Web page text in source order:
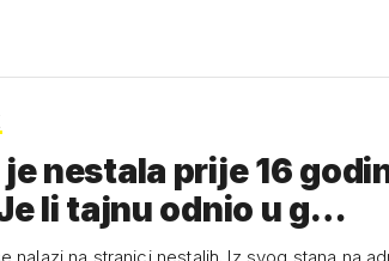
nestala prije 16
li tajnu odnio u g…